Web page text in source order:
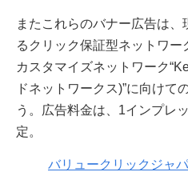
またこれらのバナー広告は、
るクリック保証型ネットワ
カスタマイズネットワーク
ドネットワークス)”に向けて
う。広告料金は、1インプレ
定。
バリュークリックジャ